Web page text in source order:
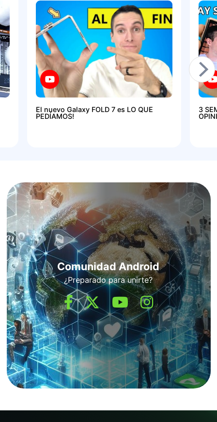
El nuevo Galaxy FOLD 7 es LO QUE
PEDÍAMOS!
3
Comunidad Android
¿Preparado para unirte?